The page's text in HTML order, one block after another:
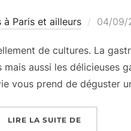
à Paris et ailleurs
Publié
04/09/
de cultures. La
aussi les délicieuses
vous prend de déguster
LIRE LA SUITE DE«